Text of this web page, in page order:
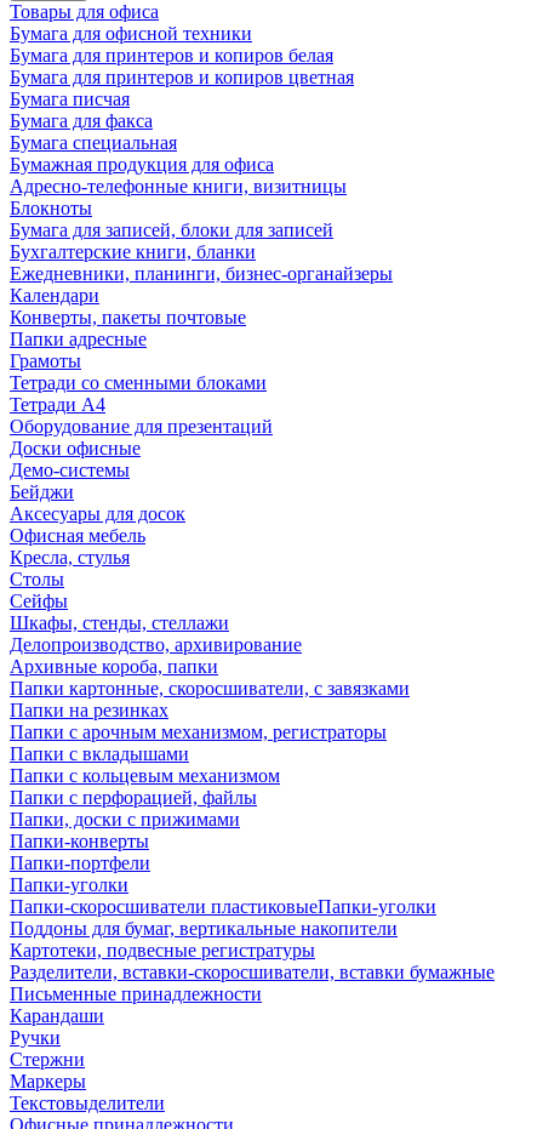
Товары для офиса
Бумага для офисной техники
Бумага для принтеров и копиров белая
Бумага для принтеров и копиров цветная
Бумага писчая
Бумага для факса
Бумага специальная
Бумажная продукция для офиса
Адресно-телефонные книги, визитницы
Блокноты
Бумага для записей, блоки для записей
Бухгалтерские книги, бланки
Ежедневники, планинги, бизнес-органайзеры
Календари
Конверты, пакеты почтовые
Папки адресные
Грамоты
Тетради со сменными блоками
Тетради А4
Оборудование для презентаций
Доски офисные
Демо-системы
Бейджи
Аксесуары для досок
Офисная мебель
Кресла, стулья
Столы
Сейфы
Шкафы, стенды, стеллажи
Делопроизводство, архивирование
Архивные короба, папки
Папки картонные, скоросшиватели, с завязками
Папки на резинках
Папки с арочным механизмом, регистраторы
Папки с вкладышами
Папки с кольцевым механизмом
Папки с перфорацией, файлы
Папки, доски с прижимами
Папки-конверты
Папки-портфели
Папки-уголки
Папки-скоросшиватели пластиковыеПапки-уголки
Поддоны для бумаг, вертикальные накопители
Картотеки, подвесные регистратуры
Разделители, вставки-скоросшиватели, вставки бумажные
Письменные принадлежности
Карандаши
Ручки
Стержни
Маркеры
Текстовыделители
Офисные принадлежности